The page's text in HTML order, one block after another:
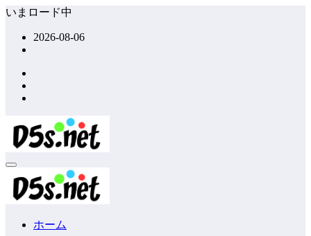
コ
ッ
プ
いまロード中
2026-08-06
ホーム